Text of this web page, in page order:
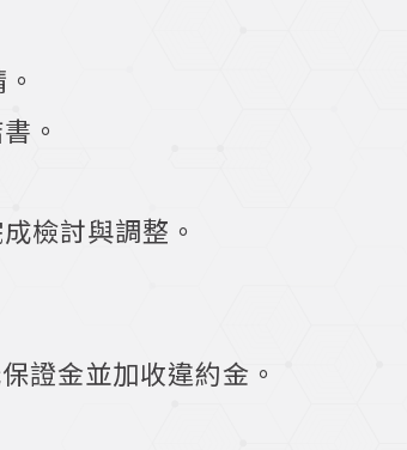
。
檢討與調整。
證金並加收違約金。